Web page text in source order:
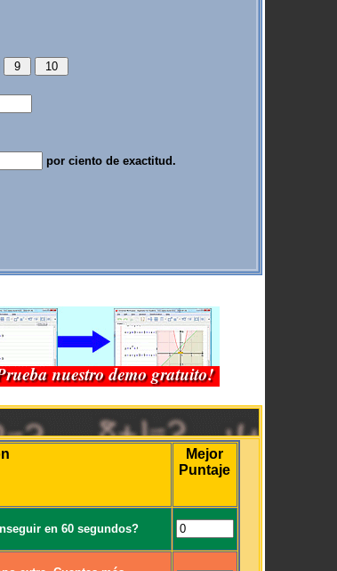
por ciento de exactitud.
Mejor
Puntaje
en 60 segundos?